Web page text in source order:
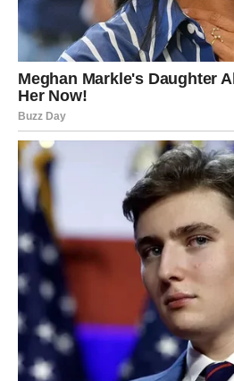
Jer poruka koju vam sudbina
promijeniti mnogo više nego što
zamisliti.